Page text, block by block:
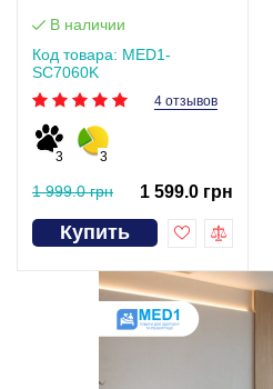
В наличии
Код товара: MED1-
SC7060K
4 отзывов
3 3
1 999.0 грн 1 599.0 грн
Купить